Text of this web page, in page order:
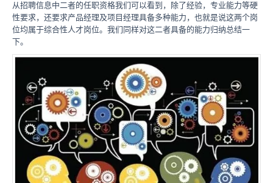
从招聘信息中二者的任职资格我们可以看到，除了经验，专业能力等硬
性要求，还要求产品经理及项目经理具备多种能力，也就是说这两个岗
位均属于综合性人才岗位。我们同样对这二者具备的能力归纳总结一
下。